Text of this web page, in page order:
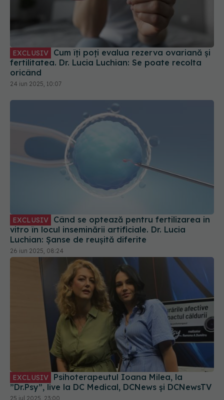
fertilitatea. Dr. Lucia Luchian: Se poate recolta
oricând
vitro în locul inseminării artificiale. Dr. Lucia
EXCLUSIV
”Dr.Psy”, live la DC Medical, DCNews și DCNewsTV
25 iul 2025, 23:00